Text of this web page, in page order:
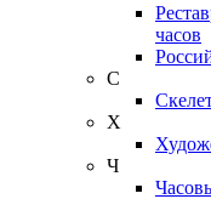
часов
С
Х
Ч